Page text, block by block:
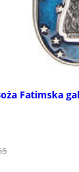
Fatimska